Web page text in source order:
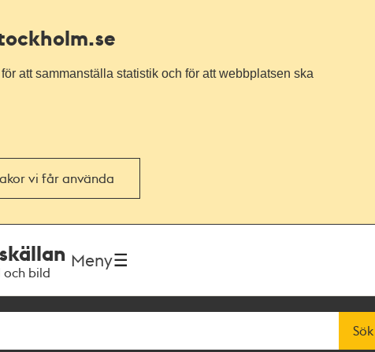
att sammanställa statistik och för att webbplatsen ska
vi får använda
och bild
Meny
Sök